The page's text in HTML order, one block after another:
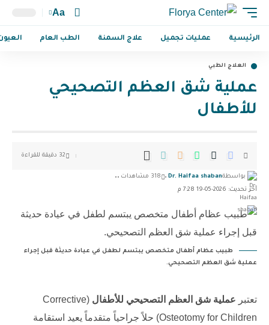
Aa
الرئيسية عمليات تجميل علاج السمنة الطب العام
العلاج الطبي
عملية شق العظم التصحيحي
للأطفال
آخر تحديث: 2026-05-19 7:28 م
بواسطةDr. Haifaa shaban 318 مشاهدات
32 دقيقة للقراءة
طبيب عظام أطفال متخصص يبتسم لطفل في عيادة حديثة قبل إجراء
عملية شق العظم التصحيحي.
تعتبر عملية شق العظم التصحيحي للأطفال (Corrective
Osteotomy for Children) حلاً جراحياً متقدماً يعيد استقامة